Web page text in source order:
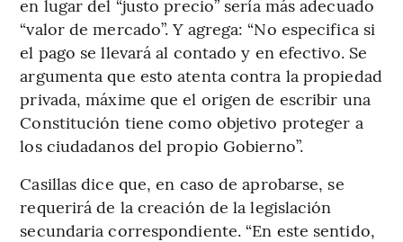
en lugar del “justo precio” sería más adecuado
“valor de mercado”. Y agrega: “No especifica si
el pago se llevará al contado y en efectivo. Se
argumenta que esto atenta contra la propiedad
privada, máxime que el origen de escribir una
Constitución tiene como objetivo proteger a
los ciudadanos del propio Gobierno”.
Casillas dice que, en caso de aprobarse, se
requerirá de la creación de la legislación
secundaria correspondiente. “En este sentido,